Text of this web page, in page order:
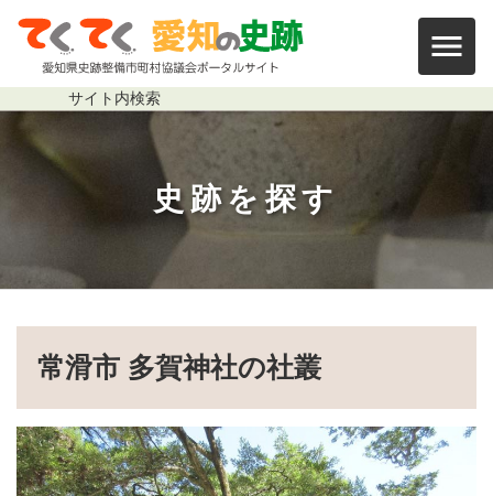
多賀神社の社叢
サイト内検索
史跡を探す
パンくずリスト
常滑市 多賀神社の社叢